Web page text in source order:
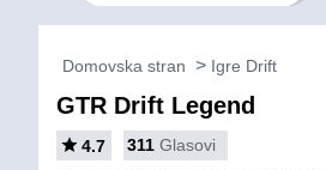
Domovska stran Igre Drift
GTR Drift Legend
4.7 311 Glasovi